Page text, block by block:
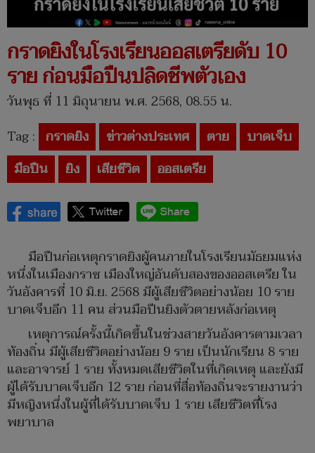
กราดยิงในโรงเรียนออสเตรียดับ 10
ราย ก่อนมือปืนปลิดชีพตัวเอง
วันพุธ ที่ 11 มิถุนายน พ.ศ. 2568, 08.55 น.
Tag : กราดยิง ข่าวต่างประเทศ ตาย
บาดเจ็บ
มือปืน
ยิง เสียชีวิต ออสเตรีย
มือปืนก่อเหตุกราดยิงผู้คนภายในโรงเรียนมัธยมแห่ง
หนึ่งในเมืองกราซ เมืองใหญ่อันดับสองของออสเตรีย ใน
วันอังคารที่ 10 มิ.ย. 2568 มีผู้เสียชีวิตอย่างน้อย 10 ราย
บาดเจ็บอีก 11 คน ส่วนมือปืนยิงตัวตายหลังก่อเหตุ
เหตุการณ์ครั้งนี้เกิดขึ้นในช่วงสายวันอังคารตามเวลา
ท้องถิ่น มีผู้เสียชีวิตอย่างน้อย 9 ราย เป็นนักเรียน 8 ราย
และอาจารย์ 1 ราย ทั้งหมดเสียชีวิตในที่เกิดเหตุ และยังมี
ผู้ได้รับบาดเจ็บอีก 12 ราย ก่อนที่สื่อท้องถิ่นจะรายงานว่า
มีหญิงหนึ่งในผู้ที่ได้รับบาดเจ็บ 1 ราย เสียชีวิตที่โรง
พยาบาล